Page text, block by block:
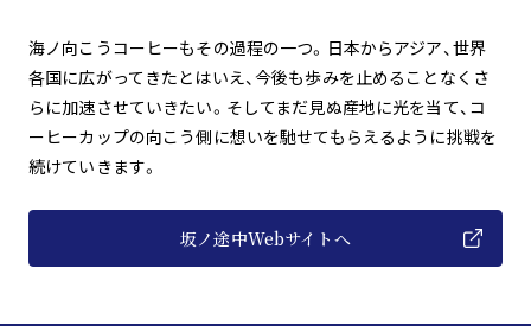
海ノ向こうコーヒーもその過程の一つ。日本からアジア、世界
各国に広がってきたとはいえ、今後も歩みを止めることなくさ
らに加速させていきたい。そしてまだ見ぬ産地に光を当て、コ
ーヒーカップの向こう側に想いを馳せてもらえるように挑戦を
続けていきます。
坂ノ途中Webサイトへ